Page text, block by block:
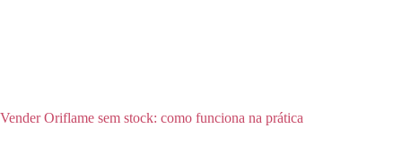
Vender Oriflame sem stock: como funciona na prática